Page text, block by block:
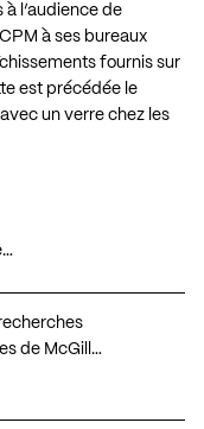
l’audience de
à ses bureaux
fournis sur
est précédée le
un verre chez les
de McGill…